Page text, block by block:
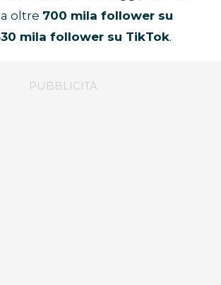
oltre 700 mila follower su
mila follower su TikTok.